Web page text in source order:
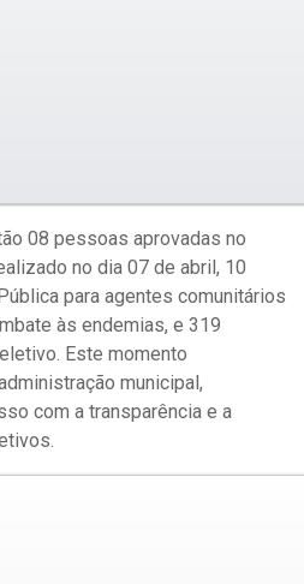
08 pessoas aprovadas no
no dia 07 de abril, 10
para agentes comunitários
às endemias, e 319
Este momento
municipal,
com a transparência e a